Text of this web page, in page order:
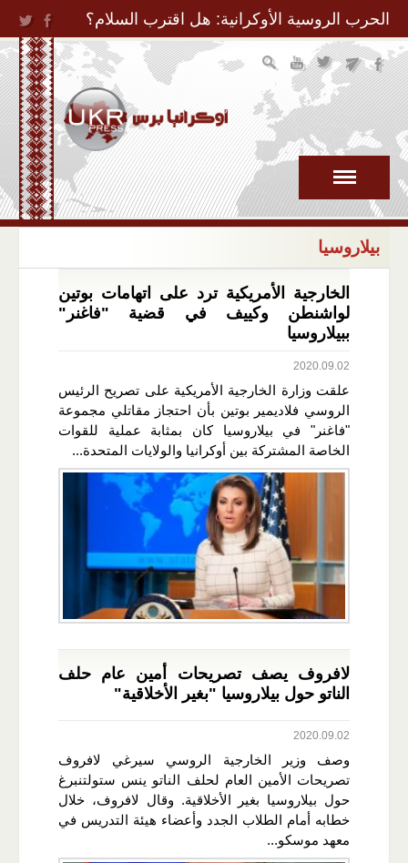
Jump to Navigation
الحرب الروسية الأوكرانية: هل اقترب السلام؟
بيلاروسيا
الخارجية الأمريكية ترد على اتهامات بوتين
لواشنطن وكييف في قضية "فاغنر"
ببيلاروسيا
2020.09.02
علقت وزارة الخارجية الأمريكية على تصريح الرئيس
الروسي فلاديمير بوتين بأن احتجاز مقاتلي مجموعة
"فاغنر" في بيلاروسيا كان بمثابة عملية للقوات
الخاصة المشتركة بين أوكرانيا والولايات المتحدة...
لافروف يصف تصريحات أمين عام حلف
الناتو حول بيلاروسيا "بغير الأخلاقية"
2020.09.02
وصف وزير الخارجية الروسي سيرغي لافروف
تصريحات الأمين العام لحلف الناتو ينس ستولتنبرغ
حول بيلاروسيا بغير الأخلاقية. وقال لافروف، خلال
خطابه أمام الطلاب الجدد وأعضاء هيئة التدريس في
معهد موسكو...